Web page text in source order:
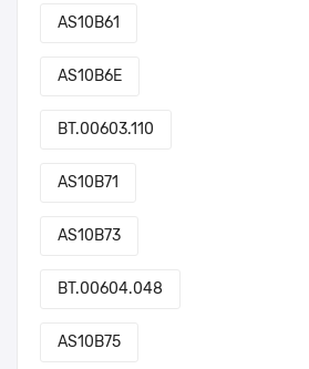
AS10B61
AS10B6E
BT.00603.110
AS10B71
AS10B73
BT.00604.048
AS10B75